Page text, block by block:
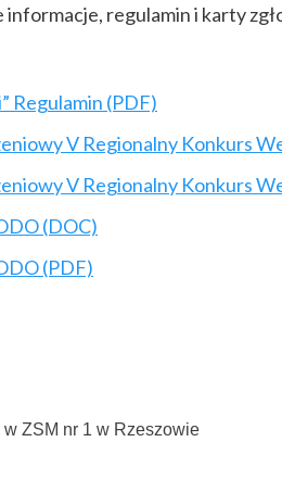
informacje, regulamin i karty
Regulamin (PDF)
V Regionalny Konkurs
V Regionalny Konkurs
(DOC)
(PDF)
ZSM nr 1 w Rzeszowie